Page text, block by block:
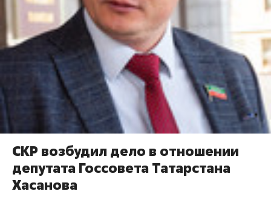
СКР возбудил дело в отношении
депутата Госсовета Татарстана
Хасанова